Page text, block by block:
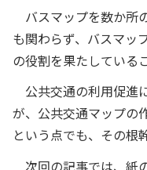
バスマップを数か所
も関わらず、バスマッ
の役割を果たしている
公共交通の利用促進
が、公共交通マップの
という点でも、その根
次回の記事では、紙